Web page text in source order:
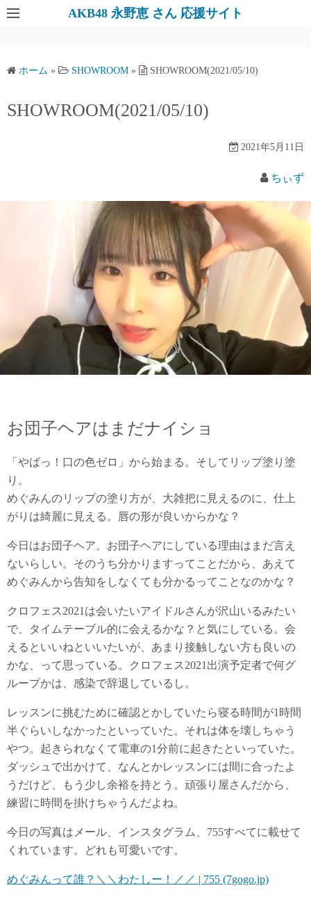
AKB48 永野恵 さん 応援サイト
ホーム » SHOWROOM » SHOWROOM(2021/05/10)
SHOWROOM(2021/05/10)
2021年5月11日
ちぃず
お団子ヘアはまだナイショ
「やばっ！口の色ゼロ」から始まる。そしてリップ塗り塗
り。
めぐみんのリップの塗り方が、大雑把に見えるのに、仕上
がりは綺麗に見える。唇の形が良いからかな？
今日はお団子ヘア。お団子ヘアにしている理由はまだ言え
ないらしい。そのうち分かりますってことだから、あえて
めぐみんから告知をしなくても分かるってことなのかな？
クロフェス2021は会いたいアイドルさんが沢山いるみたい
で、タイムテーブル的に会えるかな？と気にしている。会
えるといいねといいたいが、あまり接触しない方も良いの
かな、って思っている。クロフェス2021出演予定者で何グ
ループかは、感染で辞退しているし。
レッスンに挑むために確認とかしていたら寝る時間が1時間
半ぐらいしなかったといっていた。それは体を壊しちゃう
やつ。起きられなくて電車の1分前に起きたといっていた。
ダッシュで出かけて、なんとかレッスンには間に合ったよ
うだけど、もう少し余裕を持とう。頑張り屋さんだから、
練習に時間を掛けちゃうんだよね。
今日の写真はメール、インスタグラム、755すべてに載せて
くれています。どれも可愛いです。
めぐみんって誰？＼＼わたしー！／／ | 755 (7gogo.jp)